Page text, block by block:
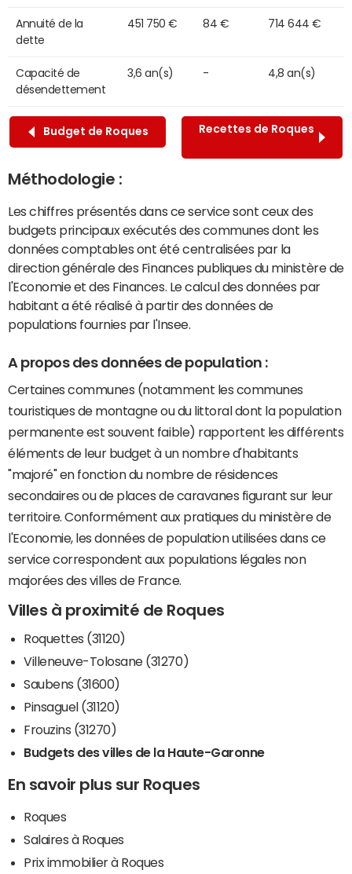
Annuité de la
dette
451 750 € 84 € 714 644 €
Capacité de
désendettement
3,6 an(s) - 4,8 an(s)
Budget de Roques Recettes de Roques
Méthodologie :
Les chiffres présentés dans ce service sont ceux des
budgets principaux exécutés des communes dont les
données comptables ont été centralisées par la
direction générale des Finances publiques du ministère de
l'Economie et des Finances. Le calcul des données par
habitant a été réalisé à partir des données de
populations fournies par l'Insee.
A propos des données de population :
Certaines communes (notamment les communes
touristiques de montagne ou du littoral dont la population
permanente est souvent faible) rapportent les différents
éléments de leur budget à un nombre d'habitants
"majoré" en fonction du nombre de résidences
secondaires ou de places de caravanes figurant sur leur
territoire. Conformément aux pratiques du ministère de
l'Economie, les données de population utilisées dans ce
service correspondent aux populations légales non
majorées des villes de France.
Villes à proximité de Roques
Roquettes (31120)
Villeneuve-Tolosane (31270)
Saubens (31600)
Pinsaguel (31120)
Frouzins (31270)
Budgets des villes de la Haute-Garonne
En savoir plus sur Roques
Roques
Salaires à Roques
Prix immobilier à Roques